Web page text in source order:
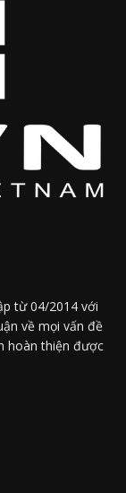
từ 04/2014 với
về mọi vấn đề
hoàn thiện được